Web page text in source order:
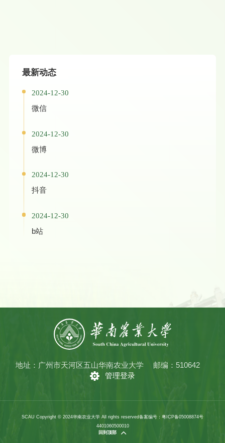
最新动态
2024-12-30
微信
2024-12-30
微博
2024-12-30
抖音
2024-12-30
b站
地址：广州市天河区五山华南农业大学
邮编：510642
管理登录
SCAU Copyright © 2024华南农业大学 All rights reserved备案编号：粤ICP备05008874号
4401060500010
回到顶部